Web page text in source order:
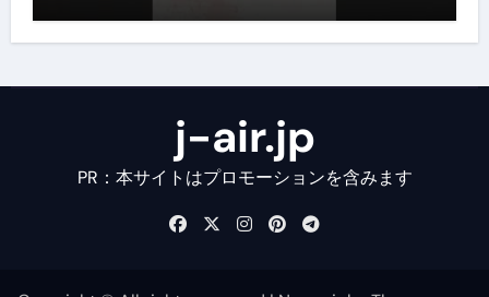
j-air.jp
PR：本サイトはプロモーションを含みます